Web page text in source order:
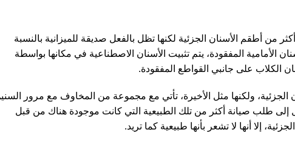
من أطقم الأسنان الجزئية لكنها تظل بالفعل صديقة للميزانية بالنسبة
الأمامية المفقودة، يتم تثبيت الأسنان الاصطناعية في مكانها بواسطة
الكلاب على جانبي القواطع المفقودة.
الجزئية، ولكنها مثل الأخيرة، تأتي مع مجموعة من المخاوف مع مرور
إلى طلب صيانة أكثر من تلك الطبيعية التي كانت موجودة هناك من قبل
إلا أنها لا تشعر بأنها طبيعية كما تريد.